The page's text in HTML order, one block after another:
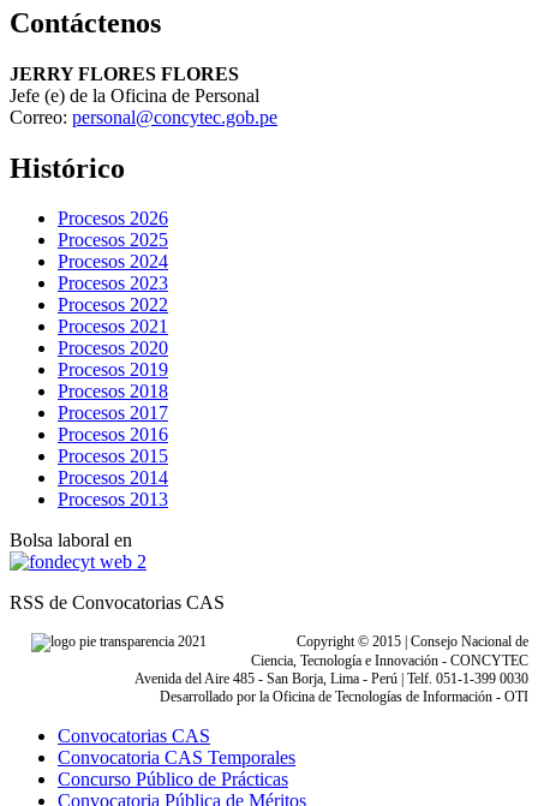
Contáctenos
JERRY FLORES FLORES
Jefe (e) de la Oficina de Personal
Correo: personal@concytec.gob.pe
Histórico
Procesos 2026
Procesos 2025
Procesos 2024
Procesos 2023
Procesos 2022
Procesos 2021
Procesos 2020
Procesos 2019
Procesos 2018
Procesos 2017
Procesos 2016
Procesos 2015
Procesos 2014
Procesos 2013
Bolsa laboral en
RSS de Convocatorias CAS
Copyright © 2015 | Consejo Nacional de
Ciencia, Tecnología e Innovación - CONCYTEC
Avenida del Aire 485 - San Borja, Lima - Perú | Telf. 051-1-399 0030
Desarrollado por la Oficina de Tecnologías de Información - OTI
Convocatorias CAS
Convocatoria CAS Temporales
Concurso Público de Prácticas
Convocatoria Pública de Méritos